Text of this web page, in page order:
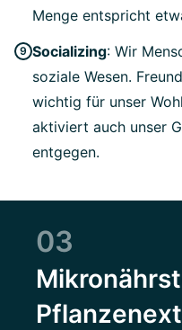
Menge entspricht
Socializing: Wir
soziale Wesen.
wichtig für unser
aktiviert auch unser
entgegen.
03